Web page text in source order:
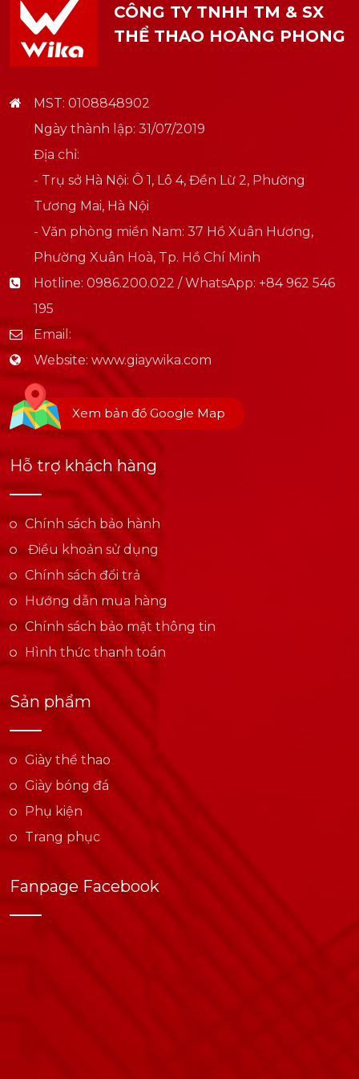
CÔNG TY TNHH TM & SX
THỂ THAO HOÀNG PHONG
MST: 0108848902
Ngày thành lập: 31/07/2019
Địa chỉ:
- Trụ sở Hà Nội: Ô 1, Lô 4, Đền Lừ 2, Phường
Tương Mai, Hà Nội
- Văn phòng miền Nam: 37 Hồ Xuân Hương,
Phường Xuân Hoà, Tp. Hồ Chí Minh
Hotline: 0986.200.022 / WhatsApp: +84 962 546
195
Email:
Website: www.giaywika.com
Xem bản đồ Google Map
Hỗ trợ khách hàng
Chính sách bảo hành
Điều khoản sử dụng
Chính sách đổi trả
Hướng dẫn mua hàng
Chính sách bảo mật thông tin
Hình thức thanh toán
Sản phẩm
Giày thể thao
Giày bóng đá
Phụ kiện
Trang phục
Fanpage Facebook